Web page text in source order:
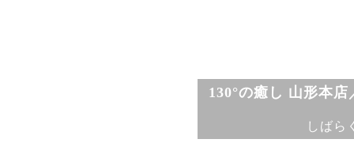
130°の癒し 山形本
しばら